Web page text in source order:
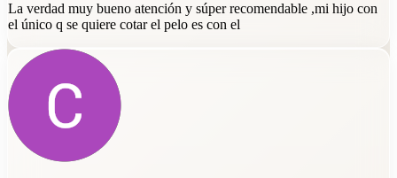
La verdad muy bueno atención y súper recomendable ,mi hijo con
el único q se quiere cotar el pelo es con el